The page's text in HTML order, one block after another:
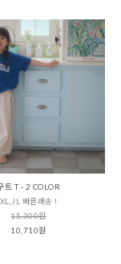
트 T - 2 COLOR
XL,JL 빠른배송 !
15,300원
10,710원